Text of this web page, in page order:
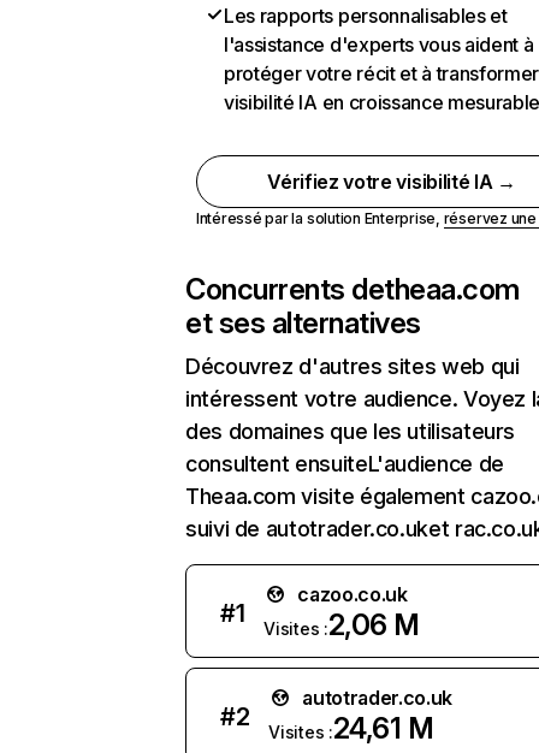
Les rapports personnalisables et
l'assistance d'experts vous aident à
protéger votre récit et à
visibilité IA en croissance
Vérifiez votre visibilité IA →
Intéressé par la solution Enterprise, réservez
Concurrents detheaa.com
et ses alternatives
Découvrez d'autres sites web qui
intéressent votre audience. Voyez
des domaines que les utilisateurs
consultent ensuiteL'audience de
Theaa.com visite également
suivi de autotrader.co.uket
#1
cazoo.co.uk
Visites :2,06 M
#2
autotrader.co.uk
Visites :24,61 M